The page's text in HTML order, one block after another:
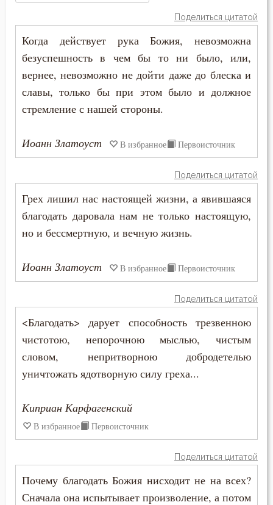
Бдение
Беда
Бедность
Беснование
Бесплодие
Бесстрастие
Благоговение
Благодарность
Благодать
Благословение
Ближний
Амвросий Оптинский (Гренков)
Афанасий Великий
Варсонофий Оптинский (Плиханков)
Василий Великий
Григорий Богослов
Григорий Палама
Григорий Синаит
Диадох
Ефрем Сирин
Игнатий Брянчанинов
Иоанн Златоуст
Иосиф Оптинский (Литовкин)
Поделиться цитатой
Когда действует рука Божия, невозможна
безуспешность в чем бы то ни было, или,
вернее, невозможно не дойти даже до блеска и
славы, только бы при этом было и должное
стремление с нашей стороны.
Иоанн Златоуст В избранное Первоисточник
Поделиться цитатой
Грех лишил нас настоящей жизни, а явившаяся
благодать даровала нам не только настоящую,
но и бессмертную, и вечную жизнь.
Иоанн Златоуст В избранное Первоисточник
Поделиться цитатой
<Благодать> дарует способность трезвенною
чистотою, непорочною мыслью, чистым
словом, непритворною добродетелью
уничтожать ядотворную силу греха...
Киприан Карфагенский
В избранное Первоисточник
Поделиться цитатой
Почему благодать Божия нисходит не на всех?
Сначала она испытывает произволение, а потом